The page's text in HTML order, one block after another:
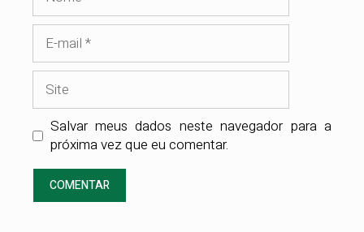
mail
Site
Salvar meus dados neste navegador para a
próxima vez que eu comentar.